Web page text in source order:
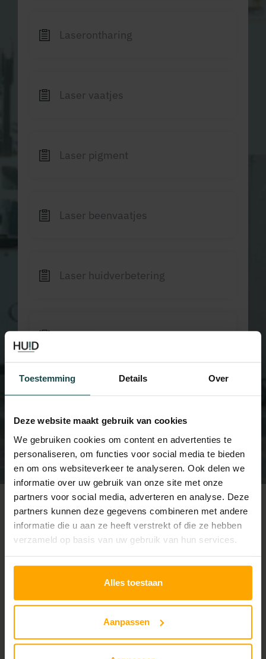
Toestemming Details Over
Deze website maakt gebruik van cookies
We gebruiken cookies om content en advertenties te
personaliseren, om functies voor social media te bieden
en om ons websiteverkeer te analyseren. Ook delen we
informatie over uw gebruik van onze site met onze
partners voor social media, adverteren en analyse. Deze
partners kunnen deze gegevens combineren met andere
informatie die u aan ze heeft verstrekt of die ze hebben
verzameld op basis van uw gebruik van hun services.
Alles toestaan
Aanpassen
Laserontharing
Laser vaatjes
Laser pigment
Laser beenvaatjes
Laser huidverbetering
Laser schimmelnagels
Heb je nog vragen na het bekijken van deze
formulieren? Neem dan
op.
Over ons
Contact
Behandelingen
Huidproblemen
Tarieven